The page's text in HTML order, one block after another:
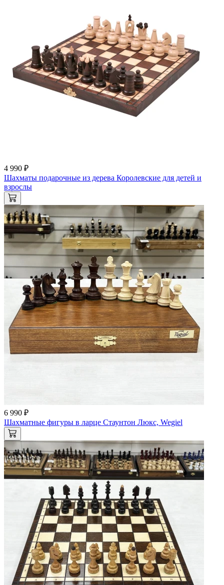
4 990 ₽
Шахматы подарочные из дерева Королевские для детей и
взрослы
6 990 ₽
Шахматные фигуры в ларце Стаунтон Люкс, Wegiel